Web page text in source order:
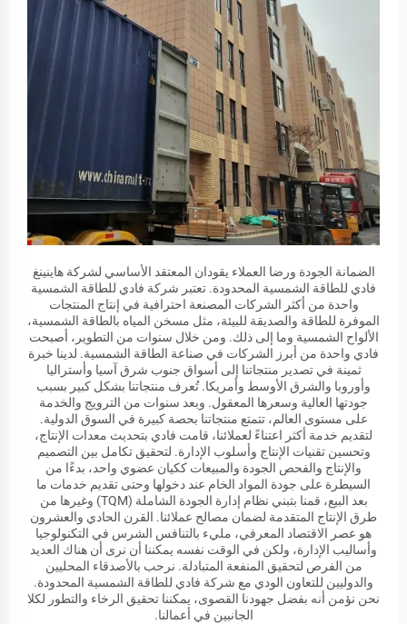
الضمانة الجودة ورضا العملاء يقودان المعتقد الأساسي لشركة هاينينغ
فادي للطاقة الشمسية المحدودة. تعتبر شركة فادي للطاقة الشمسية
واحدة من أكثر الشركات المصنعة احترافية في إنتاج المنتجات
الموفرة للطاقة والصديقة للبيئة، مثل مسخن المياه بالطاقة الشمسية،
الألواح الشمسية وما إلى ذلك. ومن خلال سنوات من التطوير، أصبحت
فادي واحدة من أبرز الشركات في صناعة الطاقة الشمسية. لدينا خبرة
ثمينة في تصدير منتجاتنا إلى أسواق جنوب شرق آسيا وأستراليا
وأوروبا والشرق الأوسط وأمريكا. تُعرف منتجاتنا بشكل كبير بسبب
جودتها العالية وسعرها المعقول. وبعد سنوات من الترويج والخدمة
على مستوى العالم، تتمتع منتجاتنا بحصة كبيرة في السوق الدولية.
لتقديم خدمة أكثر اعتناءً لعملائنا، قامت فادي بتحديث معدات الإنتاج،
وتحسين تقنيات الإنتاج وأسلوب الإدارة. لتحقيق تكامل بين التصميم
والإنتاج والفحص الجودة والمبيعات ككيان عضوي واحد، بدءًا من
السيطرة على جودة المواد الخام عند دخولها وحتى تقديم خدمات ما
بعد البيع، قمنا بتبني نظام إدارة الجودة الشاملة (TQM) وغيرها من
طرق الإنتاج المتقدمة لضمان مصالح عملائنا. القرن الحادي والعشرون
هو عصر الاقتصاد المعرفي، مليء بالتنافس الشرس في التكنولوجيا
وأساليب الإدارة، ولكن في الوقت نفسه يمكننا أن نرى أن هناك العديد
من الفرص لتحقيق المنفعة المتبادلة. نرحب بالأصدقاء المحليين
والدوليين للتعاون الودي مع شركة فادي للطاقة الشمسية المحدودة.
نحن نؤمن أنه بفضل جهودنا القصوى، يمكننا تحقيق الرخاء والتطور لكلا
الجانبين في أعمالنا.